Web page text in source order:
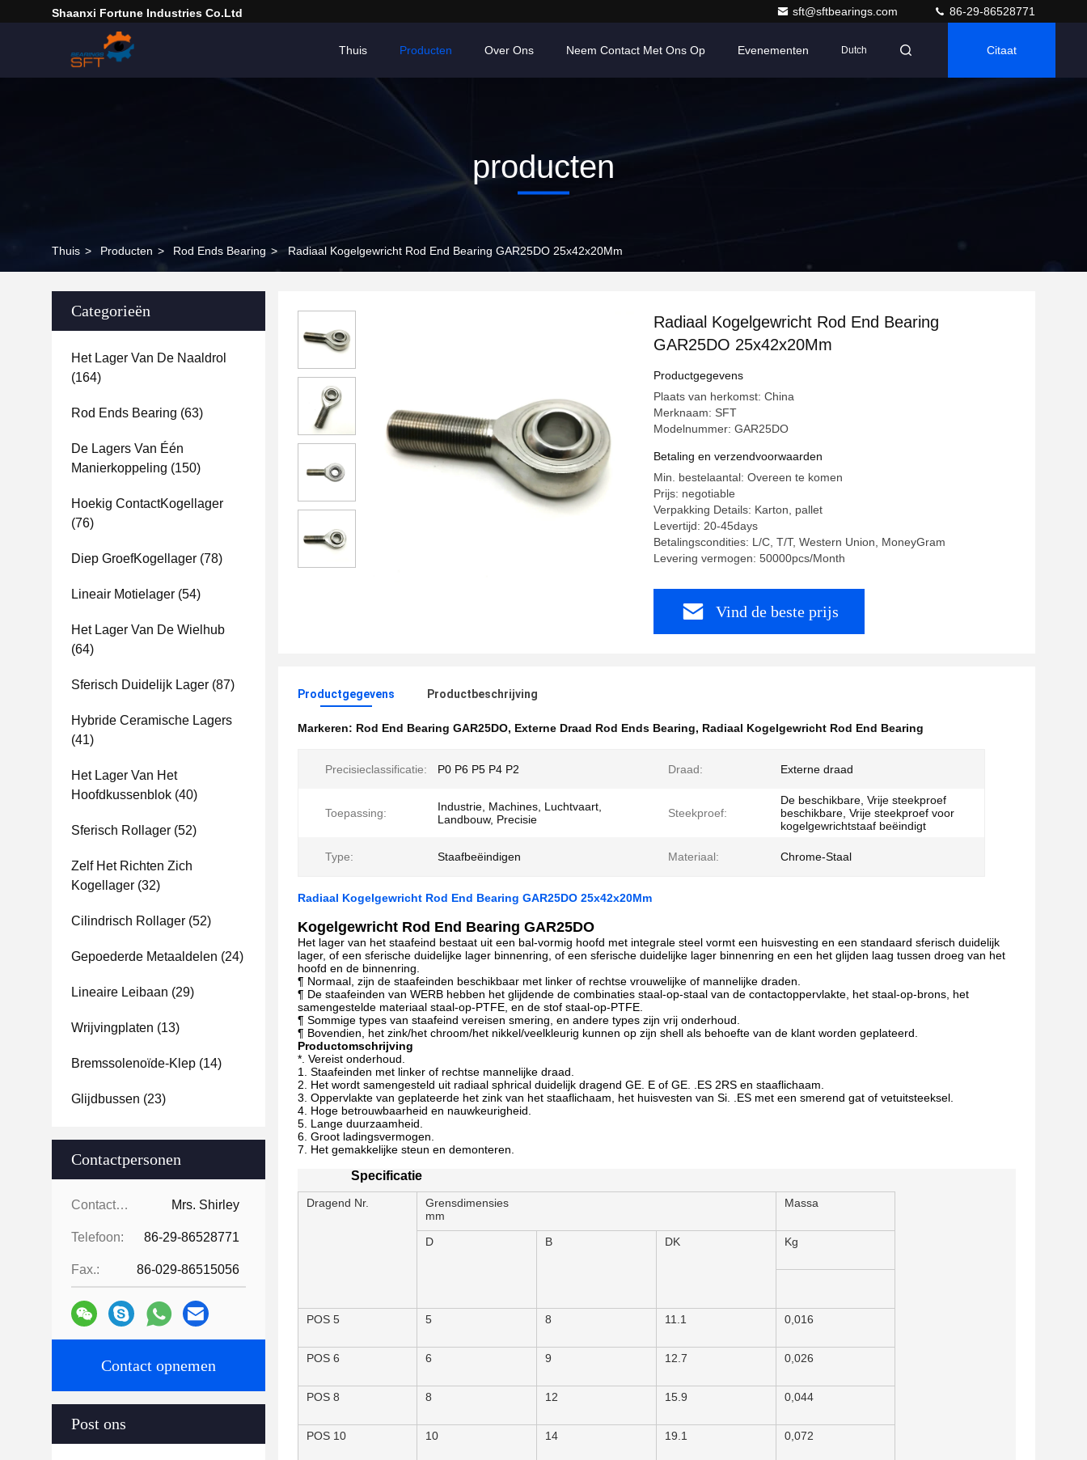
Shaanxi Fortune Industries Co.ltd sft@sftbearings.com 86-29-86528771
Thuis Producten Over Ons Neem Contact Met Ons Op Evenementen Dutch Citaat
producten
Thuis > Producten > Rod Ends Bearing > Radiaal Kogelgewricht Rod End Bearing GAR25DO 25x42x20Mm
Categorieën
Het Lager Van De Naaldrol
(164)
Rod Ends Bearing (63)
De Lagers Van Één
Manierkoppeling (150)
Hoekig ContactKogellager
(76)
Diep GroefKogellager (78)
Lineair Motielager (54)
Het Lager Van De Wielhub
(64)
Sferisch Duidelijk Lager (87)
Hybride Ceramische Lagers
(41)
Het Lager Van Het
Hoofdkussenblok (40)
Sferisch Rollager (52)
Zelf Het Richten Zich
Kogellager (32)
Cilindrisch Rollager (52)
Gepoederde Metaaldelen (24)
Lineaire Leibaan (29)
Wrijvingplaten (13)
Bremssolenoïde-Klep (14)
Glijdbussen (23)
Contactpersonen
Contactpersonen: Mrs. Shirley
Telefoon: 86-29-86528771
Fax.: 86-029-86515056
Contact opnemen
Post ons
Radiaal Kogelgewricht Rod End Bearing
GAR25DO 25x42x20Mm
Productgegevens
Plaats van herkomst: China
Merknaam: SFT
Modelnummer: GAR25DO
Betaling en verzendvoorwaarden
Min. bestelaantal: Overeen te komen
Prijs: negotiable
Verpakking Details: Karton, pallet
Levertijd: 20-45days
Betalingscondities: L/C, T/T, Western Union, MoneyGram
Levering vermogen: 50000pcs/Month
Vind de beste prijs
Productgegevens Productbeschrijving
Markeren: Rod End Bearing GAR25DO, Externe Draad Rod Ends Bearing, Radiaal Kogelgewricht Rod End Bearing
Precisieclassificatie: P0 P6 P5 P4 P2 Draad: Externe draad
Toepassing:
Industrie, Machines, Luchtvaart,
Landbouw, Precisie
Steekproef:
De beschikbare, Vrije steekproef
beschikbare, Vrije steekproef voor
kogelgewrichtstaaf beëindigt
Type: Staafbeëindigen Materiaal: Chrome-Staal
Radiaal Kogelgewricht Rod End Bearing GAR25DO 25x42x20Mm
Kogelgewricht Rod End Bearing GAR25DO
Het lager van het staafeind bestaat uit een bal-vormig hoofd met integrale steel vormt een huisvesting en een standaard sferisch duidelijk
lager, of een sferische duidelijke lager binnenring, of een sferische duidelijke lager binnenring en een het glijden laag tussen droeg van het
hoofd en de binnenring.
¶ Normaal, zijn de staafeinden beschikbaar met linker of rechtse vrouwelijke of mannelijke draden.
¶ De staafeinden van WERB hebben het glijdende de combinaties staal-op-staal van de contactoppervlakte, het staal-op-brons, het
samengestelde materiaal staal-op-PTFE, en de stof staal-op-PTFE.
¶ Sommige types van staafeind vereisen smering, en andere types zijn vrij onderhoud.
¶ Bovendien, het zink/het chroom/het nikkel/veelkleurig kunnen op zijn shell als behoefte van de klant worden geplateerd.
Productomschrijving
*. Vereist onderhoud.
1. Staafeinden met linker of rechtse mannelijke draad.
2. Het wordt samengesteld uit radiaal sphrical duidelijk dragend GE. E of GE. .ES 2RS en staaflichaam.
3. Oppervlakte van geplateerde het zink van het staaflichaam, het huisvesten van Si. .ES met een smerend gat of vetuitsteeksel.
4. Hoge betrouwbaarheid en nauwkeurigheid.
5. Lange duurzaamheid.
6. Groot ladingsvermogen.
7. Het gemakkelijke steun en demonteren.
Specificatie
Dragend Nr.
Grensdimensies
mm
Massa
D B DK Kg
POS 5 5 8 11.1 0,016
POS 6 6 9 12.7 0,026
POS 8 8 12 15.9 0,044
POS 10 10 14 19.1 0,072